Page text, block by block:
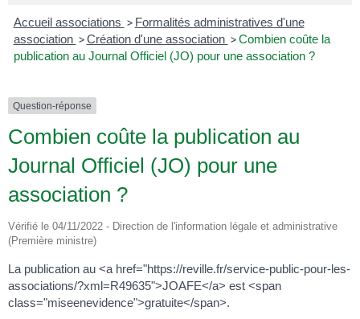
Accueil associations > Formalités administratives d'une
association > Création d'une association > Combien coûte la
publication au Journal Officiel (JO) pour une association ?
Question-réponse
Combien coûte la publication au
Journal Officiel (JO) pour une
association ?
Vérifié le 04/11/2022 - Direction de l'information légale et administrative
(Première ministre)
La publication au <a href="https://reville.fr/service-public-pour-les-
associations/?xml=R49635">JOAFE</a> est <span
class="miseenevidence">gratuite</span>.